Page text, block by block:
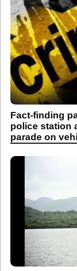
Fact-finding
police station
parade on